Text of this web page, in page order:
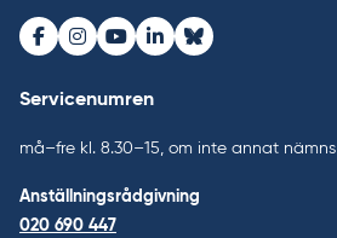
Facebook
Instagram
Youtube
LinkedInBluesky
Servicenumren
må–fre kl. 8.30–15, om inte annat nämns
Anställningsrådgivning
020 690 447